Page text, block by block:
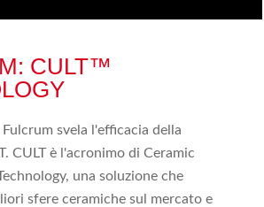
CULT™
Fulcrum svela l'efficacia della
CULT è l'acronimo di Ceramic
una soluzione che
sfere ceramiche sul mercato e